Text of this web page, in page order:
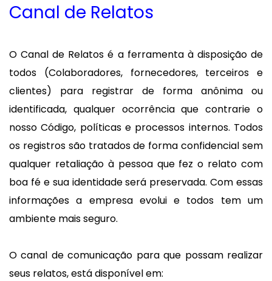
Canal de Relatos
O Canal de Relatos é a ferramenta à disposição de
todos (Colaboradores, fornecedores, terceiros e
clientes) para registrar de forma anônima ou
identificada, qualquer ocorrência que contrarie o
nosso Código, políticas e processos internos. Todos
os registros são tratados de forma confidencial sem
qualquer retaliação à pessoa que fez o relato com
boa fé e sua identidade será preservada. Com essas
informações a empresa evolui e todos tem um
ambiente mais seguro.
O canal de comunicação para que possam realizar
seus relatos, está disponível em: